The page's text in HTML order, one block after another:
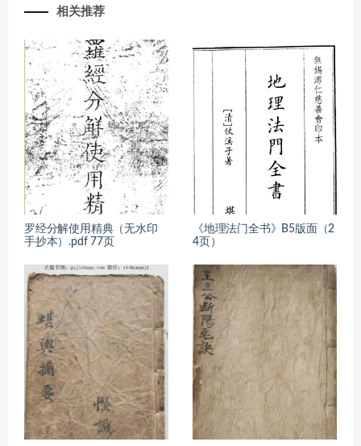
相关推荐
罗经分解使用精典（无水印
手抄本）.pdf 77页
《地理法门全书》B5版面（2
4页）